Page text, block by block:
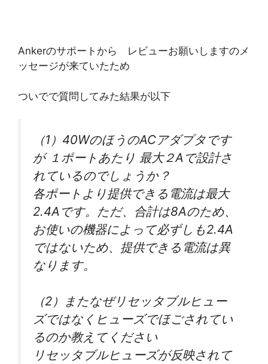
Ankerのサポートから レビューお願いしますのメ
ッセージが来ていたため
ついでで質問してみた結果が以下
（1）40WのほうのACアダプタです
が １ポートあたり 最大２Aで設計さ
れているのでしょうか？
各ポートより提供できる電流は最大
2.4Aです。ただ、 合計は8Aのため、
お使いの機器によって必ずしも2.4A
ではないため、提供できる電流は異
なります。
（2） またなぜリセッタブルヒュー
ズではなくヒューズでほごされてい
るのか教えてください
リセッタブルヒューズが反映されて